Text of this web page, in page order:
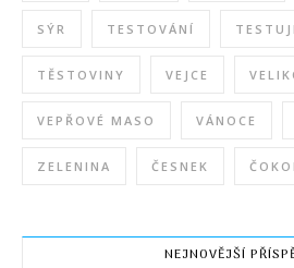
SÝR TESTOVÁNÍ
TĚSTOVINY VEJCE
VEPŘOVÉ MASO VÁNOCE
ZELENINA ČESNEK
NEJNOVĚJŠÍ